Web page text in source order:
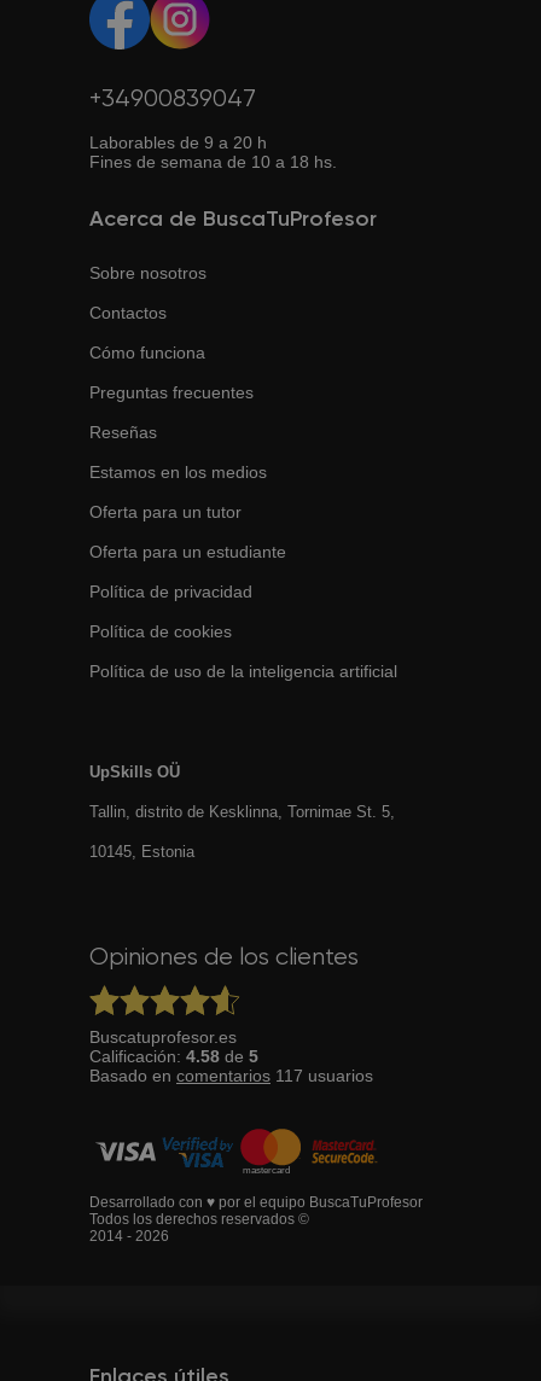
+34900839047
Laborables de 9 a 20 h
Fines de semana de 10 a 18 hs.
Acerca de BuscaTuProfesor
Sobre nosotros
Contactos
Cómo funciona
Preguntas frecuentes
Reseñas
Estamos en los medios
Oferta para un tutor
Oferta para un estudiante
Política de privacidad
Política de cookies
Política de uso de la inteligencia artificial
UpSkills OÜ
Tallin, distrito de Kesklinna, Tornimаe St. 5,
10145, Estonia
Opiniones de los clientes
Buscatuprofesor.es
Calificación: 4.58 de 5
Basado en comentarios 117 usuarios
Desarrollado con ♥ por el equipo BuscaTuProfesor
Todos los derechos reservados ©
2014 - 2026